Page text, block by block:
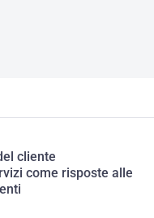
cliente
come risposte alle